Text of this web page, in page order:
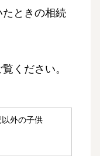
ときの相続
ください。
外の子供